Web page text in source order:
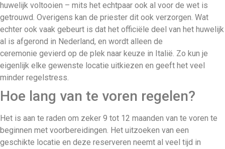
huwelijk voltooien – mits het echtpaar ook al voor de wet is
getrouwd. Overigens kan de priester dit ook verzorgen. Wat
echter ook vaak gebeurt is dat het officiële deel van het huwelijk
al is afgerond in Nederland, en wordt alleen de
ceremonie gevierd op de plek naar keuze in Italië. Zo kun je
eigenlijk elke gewenste locatie uitkiezen en geeft het veel
minder regelstress.
Hoe lang van te voren regelen?
Het is aan te raden om zeker 9 tot 12 maanden van te voren te
beginnen met voorbereidingen. Het uitzoeken van een
geschikte locatie en deze reserveren neemt al veel tijd in